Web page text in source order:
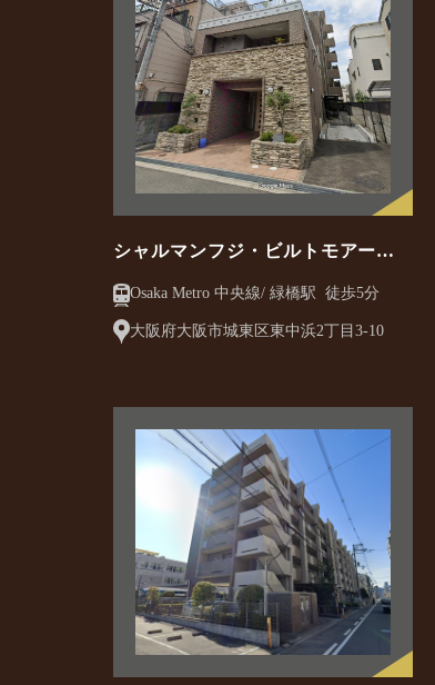
シャルマンフジ・ビルトモアー緑
Osaka Metro 中央線/ 緑橋駅 徒歩5分
大阪府大阪市城東区東中浜2丁目3-10